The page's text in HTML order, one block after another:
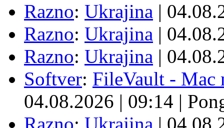
Razno: Ukrajina |
Razno: Ukrajina |
Razno: Ukrajina |
Softver: FileVault - Mac
04.08.2026 | 09:14 |